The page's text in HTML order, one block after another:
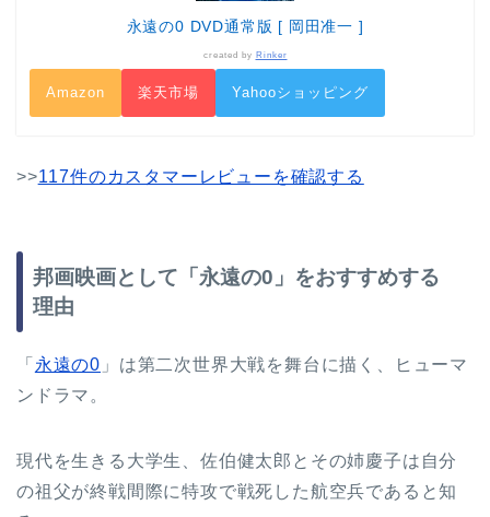
永遠の0 DVD通常版 [ 岡田准一 ]
created by Rinker
Amazon 楽天市場 Yahooショッピング
>>117件のカスタマーレビューを確認する
邦画映画として「永遠の0」をおすすめする
理由
「 永遠の0 」は第二次世界大戦を舞台に描く、ヒューマ
ンドラマ。
現代を生きる大学生、佐伯健太郎とその姉慶子は自分
の祖父が終戦間際に特攻で戦死した航空兵であると知